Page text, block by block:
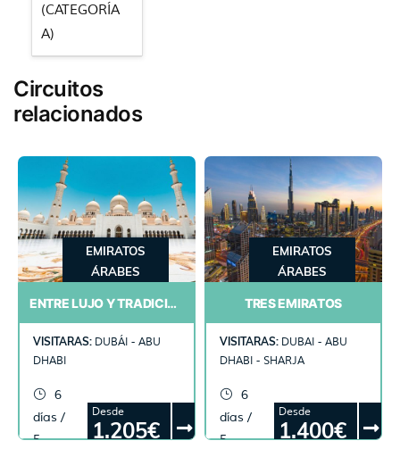
(CATEGORÍA
A)
Circuitos
relacionados
EMIRATOS
ÁRABES
ENTRE LUJO Y TRADICIÓN
VISITARAS: DUBÁI - ABU
DHABI
6
días /
5
Desde
1.205€
EMIRATOS
ÁRABES
TRES EMIRATOS
VISITARAS: DUBAI - ABU
DHABI - SHARJA
6
días /
5
Desde
1.400€